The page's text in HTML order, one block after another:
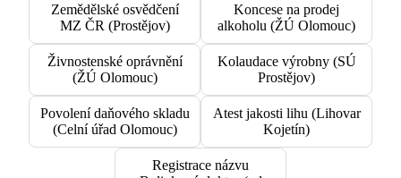
Zemědělské osvědčení
MZ ČR (Prostějov)
Koncese na prodej
alkoholu (ŽÚ Olomouc)
Živnostenské oprávnění
(ŽÚ Olomouc)
Kolaudace výrobny (SÚ
Prostějov)
Povolení daňového skladu
(Celní úřad Olomouc)
Atest jakosti lihu (Lihovar
Kojetín)
Registrace názvu